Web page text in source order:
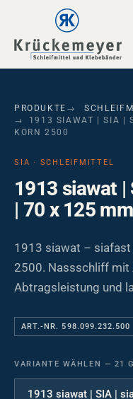
Skip to main navigation
Skip to main content
Skip to page footer
PRODUKTE
1913 SIAWAT | SIA |
KORN 2500
SIA · SCHLEIFMITTEL
1913 siawat
| 70 x 125
1913 siawat –
2500. Nassschliff mit
Abtragsleistung und
ART.-NR. 598.099.232.500
VARIANTE WÄHLEN — 21